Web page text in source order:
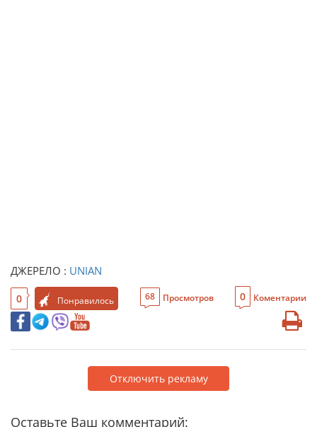
ДЖЕРЕЛО : UNIAN
0 Понравилось 68 Просмотров 0 Коментарии
Отключить рекламу
Оставьте Ваш комментарий: